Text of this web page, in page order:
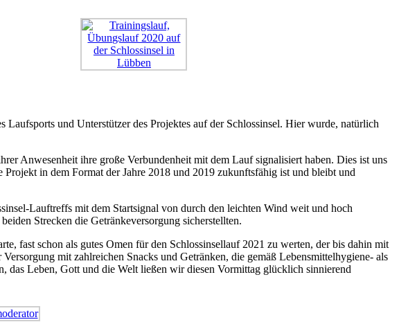
und Unterstützer des Projektes auf der Schlossinsel. Hier wurde, natürlich
Anwesenheit ihre große Verbundenheit mit dem Lauf signalisiert haben. Dies ist uns
in dem Format der Jahre 2018 und 2019 zukunftsfähig ist und bleibt und
Lauftreffs mit dem Startsignal von durch den leichten Wind weit und hoch
Strecken die Getränkeversorgung sicherstellten.
fast schon als gutes Omen für den Schlossinsellauf 2021 zu werten, der bis dahin mit
mit zahlreichen Snacks und Getränken, die gemäß Lebensmittelhygiene- als
das Leben, Gott und die Welt ließen wir diesen Vormittag glücklich sinnierend